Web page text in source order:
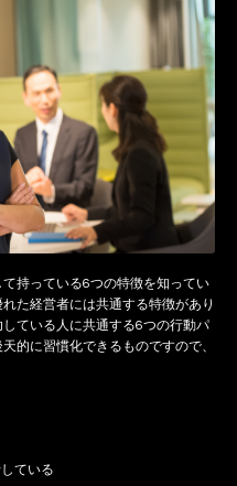
持っている6つの特徴を知ってい
た経営者には共通する特徴があり
ている人に共通する6つの行動パ
的に習慣化できるものですので、
ている